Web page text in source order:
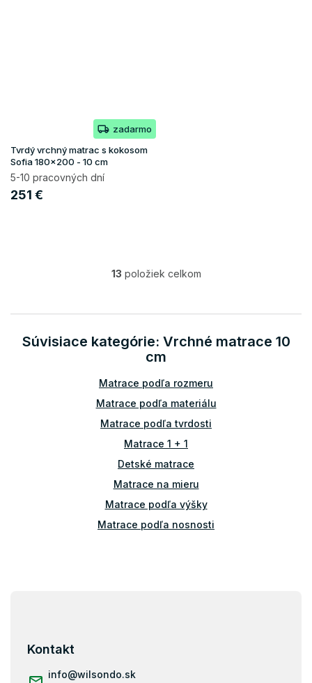
zadarmo
Tvrdý vrchný matrac s kokosom
Sofia 180x200 - 10 cm
5-10 pracovných dní
251 €
O
á
a
c
e
p
r
v
y
v
p
i
s
u
13 položiek celkom
Súvisiace kategórie: Vrchné matrace 10
cm
Matrace podľa rozmeru
Matrace podľa materiálu
Matrace podľa tvrdosti
Matrace 1 + 1
Detské matrace
Matrace na mieru
Matrace podľa výšky
Matrace podľa nosnosti
Vrchný matrac 80x200
Kontakt
info@wilsondo.sk